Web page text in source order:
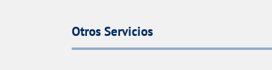
Otros Servicios